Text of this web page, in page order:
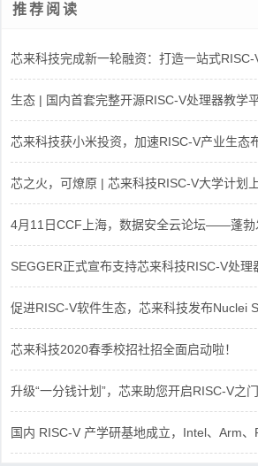
推荐阅读
芯来科技完成新一轮融资：打造一站式
生态 | 国内首套完整开源RISC-V处理器教学
芯来科技获小米投资，加速RISC-V产业生态
芯之火，可燎原 | 芯来科技RISC-V大学计划上
4月11日CCF上海，数据安全云论坛——蓬勃
SEGGER正式宣布支持芯来科技RISC-V处理
促进RISC-V软件生态，芯来科技发布Nuclei
芯来科技2020春季校招社招全面启动啦！
升级“一分钱计划”，芯来助您开启RISC-V之门
国内 RISC-V 产学研基地成立，Intel、Arm、